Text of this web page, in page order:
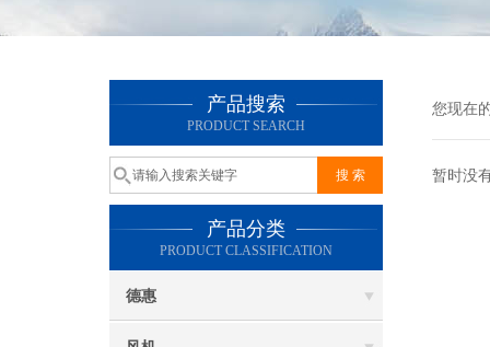
产品搜索
PRODUCT SEARCH
产品分类
PRODUCT CLASSIFICATION
德惠
您现在
暂时没